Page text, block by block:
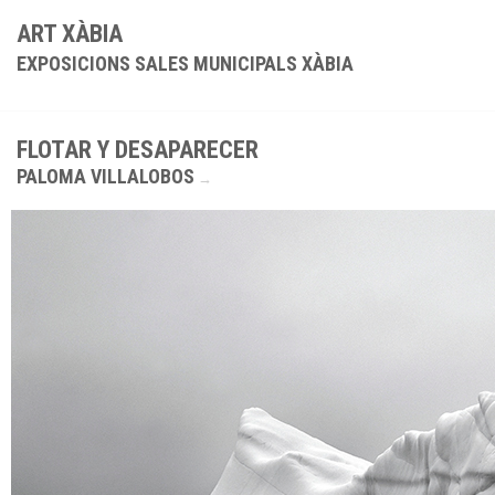
ART XÀBIA
EXPOSICIONS SALES MUNICIPALS XÀBIA
FLOTAR Y DESAPARECER
PALOMA VILLALOBOS